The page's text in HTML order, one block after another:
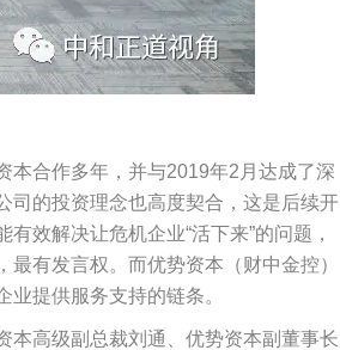
本合作多年，并与2019年2月达成了深
司的投资理念也高度契合，这是后续开
效解决让危机企业“活下来”的问题，
有发言权。而优势资本（财中金控）
提供服务支持的链条。
本高级副总裁刘通、优势资本副董事长